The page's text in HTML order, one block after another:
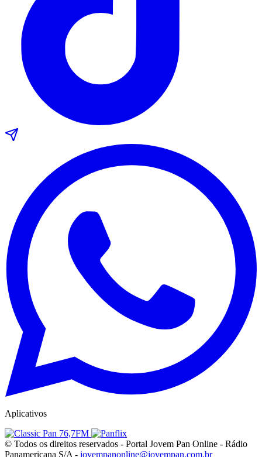
Aplicativos
© Todos os direitos reservados - Portal Jovem Pan Online - Rádio
Panamericana S/A - jovempanonline@jovempan.com.br